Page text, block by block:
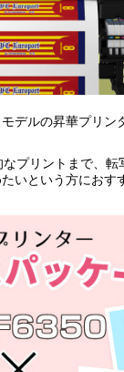
デルの昇華プリ
プリントまで、
いという方におす